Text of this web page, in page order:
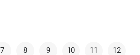
7 8 9 10 11
12